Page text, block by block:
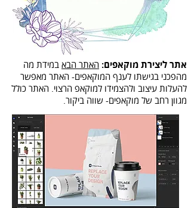
אתר ליצירת מוקאפים: האתר הבא במידת מה
מהפכני בגישתו לענף המוקאפים- האתר מאפשר
להעלות עיצוב ולהצמידו למוקאפ הרצוי. האתר כולל
מגוון רחב של מוקאפים- שווה ביקור.